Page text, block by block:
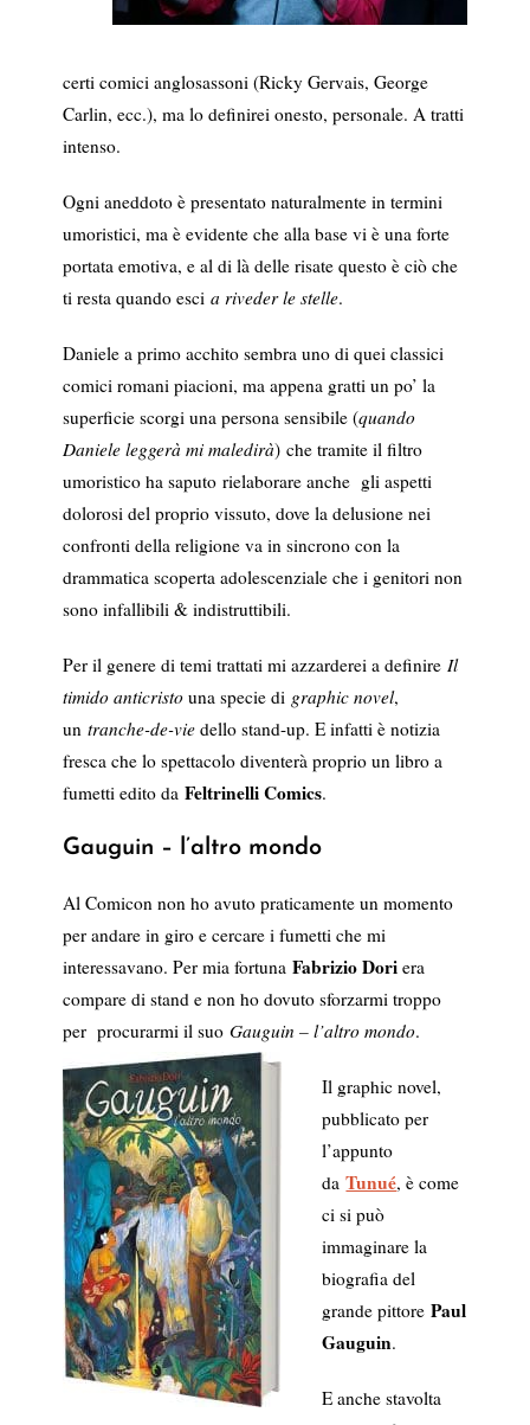
certi comici anglosassoni (Ricky Gervais, George
Carlin, ecc.), ma lo definirei onesto, personale. A tratti
intenso.
Ogni aneddoto è presentato naturalmente in termini
umoristici, ma è evidente che alla base vi è una forte
portata emotiva, e al di là delle risate questo è ciò che
ti resta quando esci a riveder le stelle.
Daniele a primo acchito sembra uno di quei classici
comici romani piacioni, ma appena gratti un po’ la
superficie scorgi una persona sensibile (quando
Daniele leggerà mi maledirà) che tramite il filtro
umoristico ha saputo rielaborare anche gli aspetti
dolorosi del proprio vissuto, dove la delusione nei
confronti della religione va in sincrono con la
drammatica scoperta adolescenziale che i genitori non
sono infallibili & indistruttibili.
Per il genere di temi trattati mi azzarderei a definire Il
timido anticristouna specie di graphic novel,
un tranche-de-viedello stand-up. E infatti è notizia
fresca che lo spettacolo diventerà proprio un libro a
fumetti edito da Feltrinelli Comics.
Gauguin – l’altro mondo
Al Comicon non ho avuto praticamente un momento
per andare in giro e cercare i fumetti che mi
interessavano. Per mia fortuna Fabrizio Doriera
compare di stand e non ho dovuto sforzarmi troppo
per procurarmi il suo Gauguin – l’altro mondo.
Il graphic novel,
pubblicato per
l’appunto
daTunué, è come
ci si può
immaginare la
biografia del
grande pittorePaul
Gauguin.
E anche stavolta